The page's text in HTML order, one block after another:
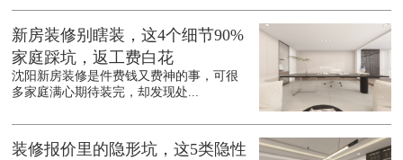
新房装修别瞎装，这4个细节90%
家庭踩坑，返工费白花
沈阳新房装修是件费钱又费神的事，可很
多家庭满心期待装完，却发现处...
装修报价里的隐形坑，这5类隐性